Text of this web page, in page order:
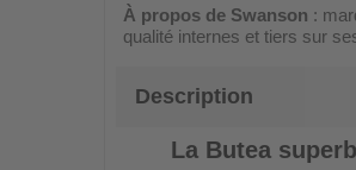
À propos de Swanson :
qualité internes et tiers sur
Description
La Butea